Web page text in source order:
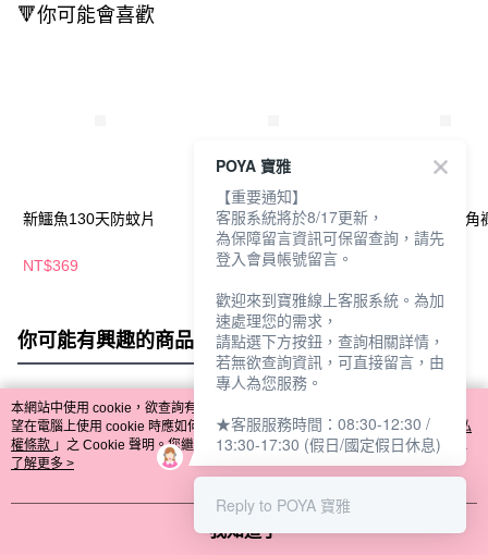
🔻你可能會喜歡
新鱷魚130天防蚊片
NT$369
鱷魚點點殺蟑劑-注射
NT$149
鱷魚-石墨烯三角
你可能有興趣的商品 全站排行
熱門標籤
本網站中使用 cookie，欲查詢有關本網站使用 cookie 方式之詳情，及若您不希
望在電腦上使用 cookie 時應如何變更電腦的 cookie 設定，請參閱本網站「
隱私
權條款 」之 Cookie 聲明。您繼續使用本網站即表示您同意本公司得按本網站使
用條款之 Cookie 聲明使用 cookie。
了解更多 >
我知道了
POYA 寶雅
【重要通知】
客服系統將於8/17更新，
為保障留言資訊可保留查詢，請先
登入會員帳號留言。
歡迎來到寶雅線上客服系統。為加
速處理您的需求，
請點選下方按鈕，查詢相關詳情，
若無欲查詢資訊，可直接留言，由
專人為您服務。
★客服服務時間：08:30-12:30 /
13:30-17:30 (假日/國定假日休息)
Reply to POYA 寶雅